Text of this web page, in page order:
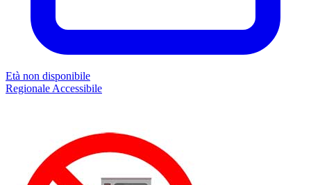
Età non disponibile
Regionale Accessibile